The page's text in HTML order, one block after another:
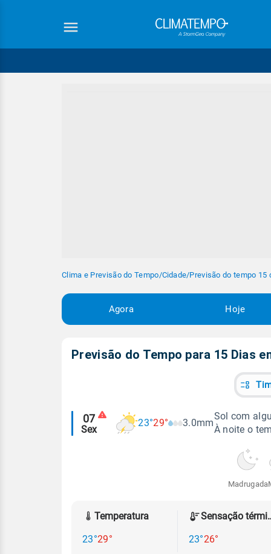
Clima e Previsão do Tempo/Cidade/Previsão do tempo 15
Agora Hoje
Previsão do Tempo para 15 Dias
Alertas
meteorológicos
07
Sex
23°29° 3.0mm
Sol com
À noite o
Madrugada
Temperatura
23°29°
23°26°